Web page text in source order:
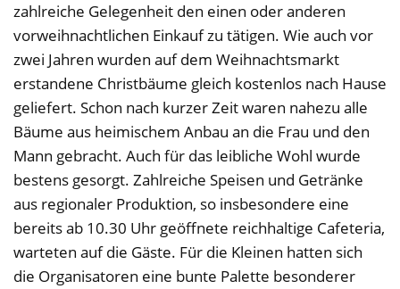
zahlreiche Gelegenheit den einen oder anderen
vorweihnachtlichen Einkauf zu tätigen. Wie auch vor
zwei Jahren wurden auf dem Weihnachtsmarkt
erstandene Christbäume gleich kostenlos nach Hause
geliefert. Schon nach kurzer Zeit waren nahezu alle
Bäume aus heimischem Anbau an die Frau und den
Mann gebracht. Auch für das leibliche Wohl wurde
bestens gesorgt. Zahlreiche Speisen und Getränke
aus regionaler Produktion, so insbesondere eine
bereits ab 10.30 Uhr geöffnete reichhaltige Cafeteria,
warteten auf die Gäste. Für die Kleinen hatten sich
die Organisatoren eine bunte Palette besonderer